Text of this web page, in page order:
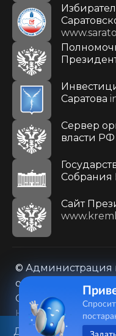
Саратова
Сервер
власти РФ
Cайт
© Администрация
образования
Саратов»
Контакты
Карта
Политика в
Данный веб-сайт